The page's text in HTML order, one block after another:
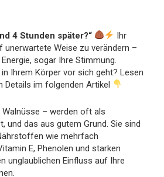
4 Stunden später?“
Ihr
unerwartete Weise zu verändern –
sogar Ihre Stimmung.
Ihrem Körper vor sich geht? Lesen
Details im folgenden Artikel
– werden oft als
und das aus gutem Grund. Sie sind
wie mehrfach
E, Phenolen und starken
unglaublichen Einfluss auf Ihre